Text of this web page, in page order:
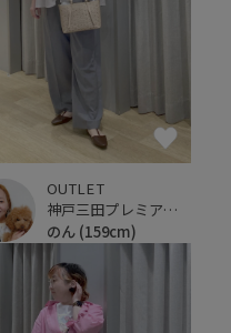
OUTLET
神戸三田プレミアム・アウトレット
のん (159cm)